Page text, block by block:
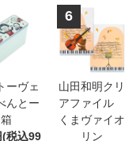
ーヴェ
んとー
箱
税込99
6
山田和明クリ
アファイル
くまヴァイオ
リン